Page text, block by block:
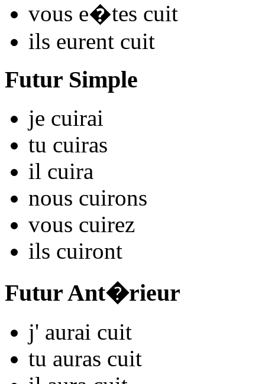
vous e�tes cuit
ils eurent cuit
Futur Simple
je cuirai
tu cuiras
il cuira
nous cuirons
vous cuirez
ils cuiront
Futur Ant�rieur
j' aurai cuit
tu auras cuit